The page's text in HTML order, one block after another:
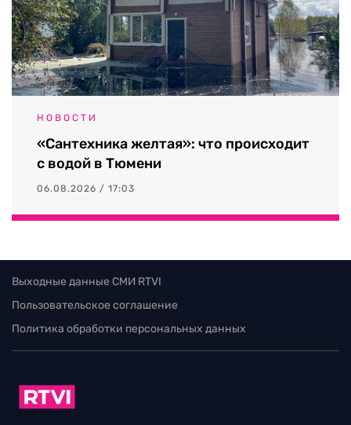
НОВОСТИ
«Сантехника желтая»: что происходит
с водой в Тюмени
06.08.2026 / 17:03
Выходные данные СМИ RTVI
Пользовательское соглашение
Политика обработки персональных данных